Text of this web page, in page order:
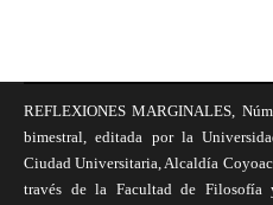
REFLEXIONES MARGINALES,
bimestral, editada por la
Ciudad Universitaria, Alcaldía
través de la Facultad de Filosofía